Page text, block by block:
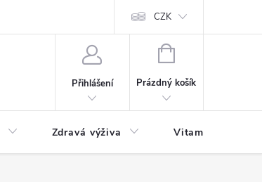
Formulář pro odstoupení od
CZK
Přihlášení
NÁKUPNÍ
Prázdný košík
Zdravá výživa Vitamíny a